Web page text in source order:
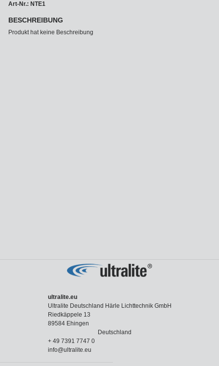
Art-Nr.: NTE1
BESCHREIBUNG
Produkt hat keine Beschreibung
ultralite.eu
Ultralite Deutschland Härle Lichttechnik GmbH
Riedkäppele 13
89584 Ehingen
Deutschland
+ 49 7391 7747 0
info@ultralite.eu